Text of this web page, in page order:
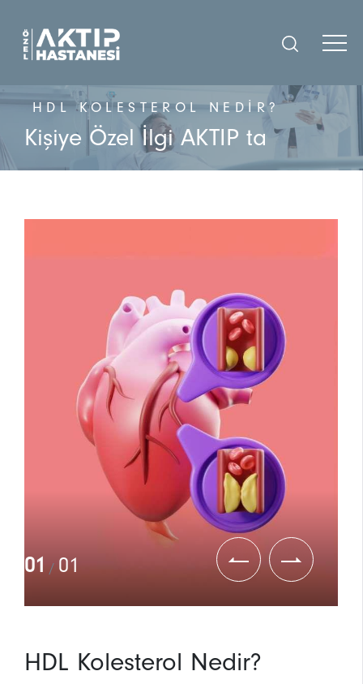
HDL KOLESTEROL NEDIR?
Kişiye Özel İlgi AKTIP ta
01 / 01
HDL Kolesterol Nedir?